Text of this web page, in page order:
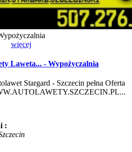
więcej
Laweta... - Wypożyczalnia
Stargard - Szczecin pełna Oferta
: